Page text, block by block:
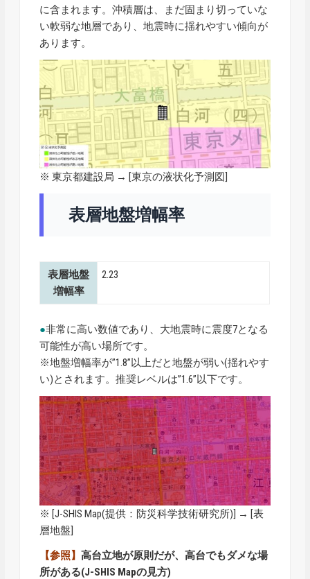
に含まれます。沖積層は、まだ固まり切っていな
い軟弱な地層であり、地震時に揺れやすい傾向が
あります。
※ 東京都建設局 → [東京の液状化予測図]
表層地盤増幅率
表層地盤
増幅率
2.23
●非常に高い数値であり、大地震時に震度7となる
可能性が高い場所です。
※地盤増幅率が”1.8”以上だと地盤が弱い(揺れやす
い)とされます。推奨レベルは”1.6”以下です。
※ [J-SHIS Map(提供：防災科学技術研究所)] → [表
層地盤]
【参照】高台立地が原則だが、高台でもダメな場
所がある(J-SHIS Mapの見方)